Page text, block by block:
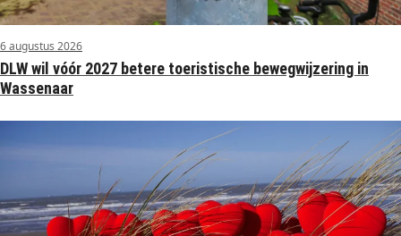
6 augustus 2026
DLW wil vóór 2027 betere toeristische bewegwijzering in
Wassenaar